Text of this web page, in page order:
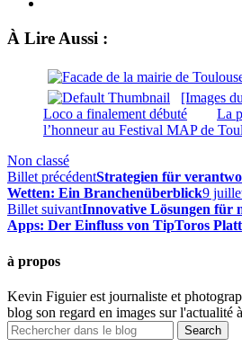
À Lire Aussi :
[Images
Loco a finalement débuté
La
l’honneur au Festival MAP de
Non classé
Billet précédentStrategien für
Wetten: Ein Branchenüberblick9
Billet suivantInnovative Lösungen für
Apps: Der Einfluss von TipToros
à propos
Kevin Figuier est journaliste et
blog son regard en images sur l'actualité